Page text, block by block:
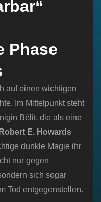
Phase
auf einen wichtigen
Im Mittelpunkt steht
Bêlit, die als eine
Robert E. Howards
dunkle Magie ihr
nur gegen
sich sogar
Tod entgegenstellen.